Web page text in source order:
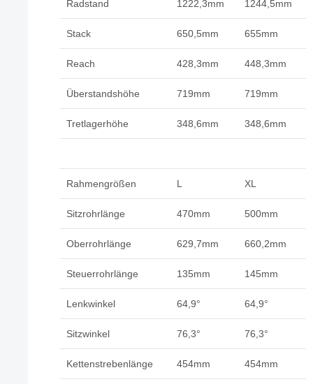
Radstand 1222,3mm 1244,5mm
Stack 650,5mm 655mm
Reach 428,3mm 448,3mm
Überstandshöhe 719mm 719mm
Tretlagerhöhe 348,6mm 348,6mm
Rahmengrößen L XL
Sitzrohrlänge 470mm 500mm
Oberrohrlänge 629,7mm 660,2mm
Steuerrohrlänge 135mm 145mm
Lenkwinkel 64,9° 64,9°
Sitzwinkel 76,3° 76,3°
Kettenstrebenlänge 454mm 454mm